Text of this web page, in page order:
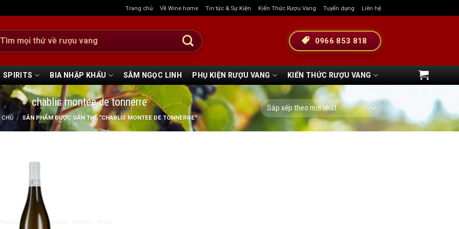
Trang chủ Về Wine home Tin tức & Sự Kiện Kiến Thức Rượu Vang Tuyển dụng Liên hệ
0966 853 818
SPIRITS BIA NHẬP KHẨU SÂM NGỌC LINH PHỤ KIỆN RƯỢU VANG KIẾN THỨC RƯỢU VANG
chablis montee de tonnerre
CHỦ / SẢN PHẨM ĐƯỢC GẮN THẺ “CHABLIS MONTEE DE TONNERRE”